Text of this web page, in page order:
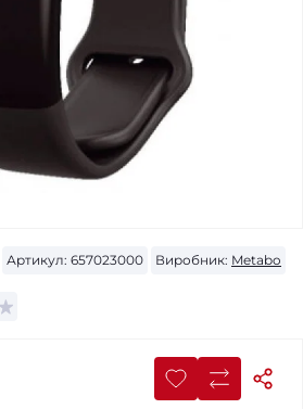
Артикул: 657023000 Виробник: Metabo